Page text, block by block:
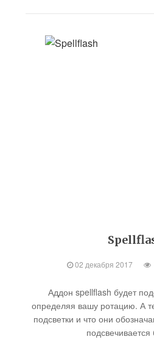
02 декабря 2017
Аддон spellflash будет
определяя вашу ротацию. А
подсветки и что они